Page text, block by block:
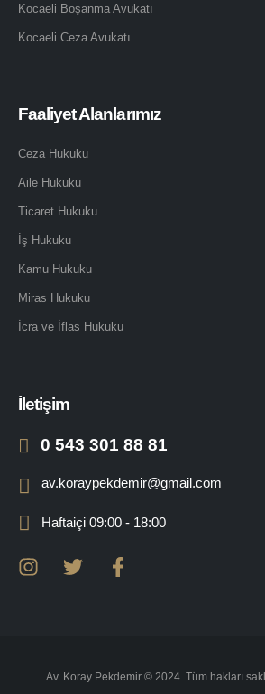
Kocaeli Boşanma Avukatı
Kocaeli Ceza Avukatı
Faaliyet Alanlarımız
Ceza Hukuku
Aile Hukuku
Ticaret Hukuku
İş Hukuku
Kamu Hukuku
Miras Hukuku
İcra ve İflas Hukuku
İletişim
0 543 301 88 81
av.koraypekdemir@gmail.com
Haftaiçi 09:00 - 18:00
Av. Koray Pekdemir © 2024. Tüm hakları